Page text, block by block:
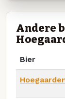
Andere
Bier